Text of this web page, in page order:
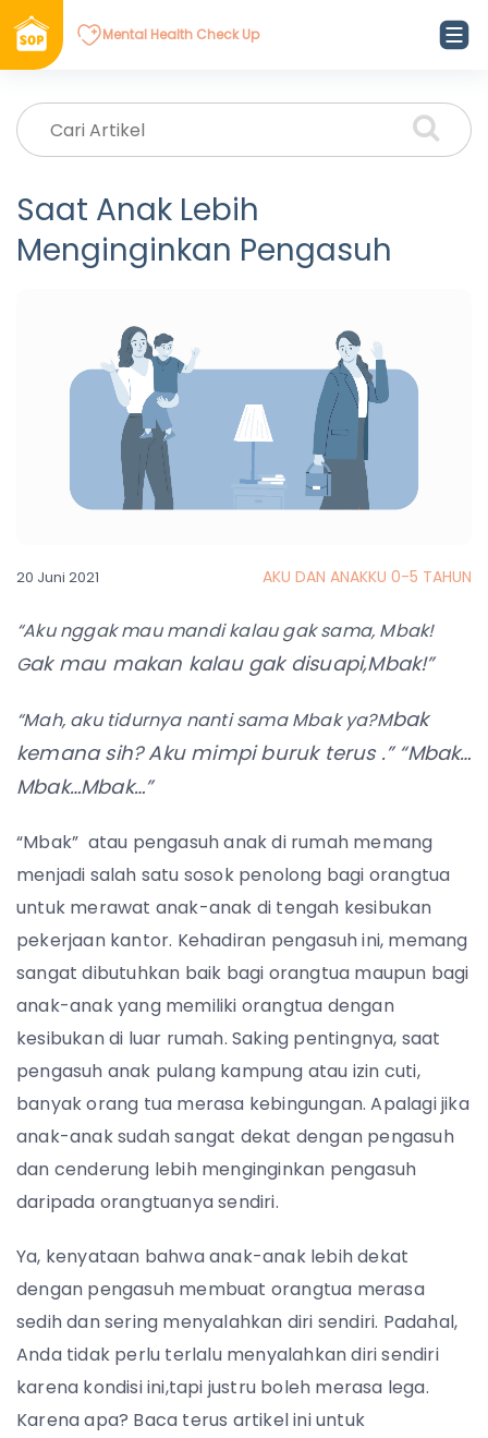
Mental Health Check Up
Saat Anak Lebih
Menginginkan Pengasuh
20 Juni 2021 AKU DAN ANAKKU 0-5 TAHUN
“Aku nggak mau mandi kalau gak sama, Mbak!
Gak mau makan kalau gak disuapi,Mbak!”
“Mah, aku tidurnya nanti sama Mbak ya?Mbak
kemana sih? Aku mimpi buruk terus .” “Mbak…
Mbak…Mbak…”
“Mbak” atau pengasuh anak di rumah memang
menjadi salah satu sosok penolong bagi orangtua
untuk merawat anak-anak di tengah kesibukan
pekerjaan kantor. Kehadiran pengasuh ini, memang
sangat dibutuhkan baik bagi orangtua maupun bagi
anak-anak yang memiliki orangtua dengan
kesibukan di luar rumah. Saking pentingnya, saat
pengasuh anak pulang kampung atau izin cuti,
banyak orang tua merasa kebingungan. Apalagi jika
anak-anak sudah sangat dekat dengan pengasuh
dan cenderung lebih menginginkan pengasuh
daripada orangtuanya sendiri.
Ya, kenyataan bahwa anak-anak lebih dekat
dengan pengasuh membuat orangtua merasa
sedih dan sering menyalahkan diri sendiri. Padahal,
Anda tidak perlu terlalu menyalahkan diri sendiri
karena kondisi ini,tapi justru boleh merasa lega.
Karena apa? Baca terus artikel ini untuk